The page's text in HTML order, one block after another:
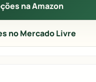
na Amazon
no Mercado Livre